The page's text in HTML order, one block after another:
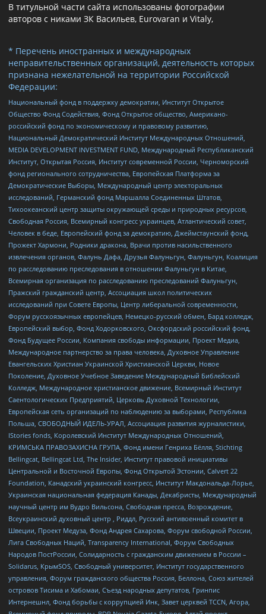
В титульной части сайта использованы фотографии
авторов с никами ЗК Васильев, Eurovaran и Vitaly,
* Перечень иностранных и международных
неправительственных организаций, деятельность которых
признана нежелательной на территории Российской
Федерации:
Национальный фонд в поддержку демократии, Институт Открытое
Общество Фонд Содействия, Фонд Открытое общество, Американо-
российский фонд по экономическому и правовому развитию,
Национальный Демократический Институт Международных Отношений,
MEDIA DEVELOPMENT INVESTMENT FUND, Международный Республиканский
Институт, Открытая Россия, Институт современной России, Черноморский
фонд регионального сотрудничества, Европейская Платформа за
Демократические Выборы, Международный центр электоральных
исследований, Германский фонд Маршалла Соединенных Штатов,
Тихоокеанский центр защиты окружающей среды и природных ресурсов,
Свободная Россия, Всемирный конгресс украинцев, Атлантический совет,
Человек в беде, Европейский фонд за демократию, Джеймстаунский фонд,
Прожект Хармони, Родники дракона, Врачи против насильственного
извлечения органов, Фалунь Дафа, Друзья Фалуньгун, Фалуньгун, Коалиция
по расследованию преследования в отношении Фалуньгун в Китае,
Всемирная организация по расследованию преследований Фалуньгун,
Пражский гражданский центр, Ассоциация школ политических
исследований при Совете Европы, Центр либеральной современности,
Форум русскоязычных европейцев, Немецко-русский обмен, Бард колледж,
Европейский выбор, Фонд Ходорковского, Оксфордский российский фонд,
Фонд Будущее России, Компания свободы информации, Проект Медиа,
Международное партнерство за права человека, Духовное Управление
Евангельских Христиан Украинской Христианской Церкви, Новое
Поколение, Духовное Учебное Заведение Международный Библейский
Колледж, Международное христианское движение, Всемирный Институт
Саентологических Предприятий, Церковь Духовной Технологии,
Европейская сеть организаций по наблюдению за выборами, Республика
Польша, СВОБОДНЫЙ ИДЕЛЬ-УРАЛ, Ассоциация развития журналистики,
IStories fonds, Королевский Институт Международных Отношений,
КРИМСЬКА ПРАВОЗАХИСНА ГРУПА, Фонд имени Генриха Бёлля, Stichting
Bellingcat, Bellingcat Ltd, The Insider, Институт правовой инициативы
Центральной и Восточной Европы, Фонд Открытой Эстонии, Calvert 22
Foundation, Канадский украинский конгресс, Институт Макдональда-Лорье,
Украинская национальная федерация Канады, Декабристы, Международный
научный центр им Вудро Вильсона, Свободная пресса, Возрождение,
Всеукраинский духовный центр , Риддл, Русский антивоенный комитет в
Швеции, Проект Медуза, Фонд Андрея Сахарова, Форум свободной России,
Лига Свободных Наций, Transparеncy International, Форум Свободных
Народов ПостРоссии, Солидарность с гражданским движением в России –
Solidarus, КрымSOS, Свободный университет, Институт государственного
управления, Форум гражданского общества Россия, Беллона, Союз жителей
островов Тисима и Хабомаи, Съезд народных депутатов, Гринпис
Интернешнл, Фонд борьбы с коррупцией Инк, Завет церквей TCCN, Агора,